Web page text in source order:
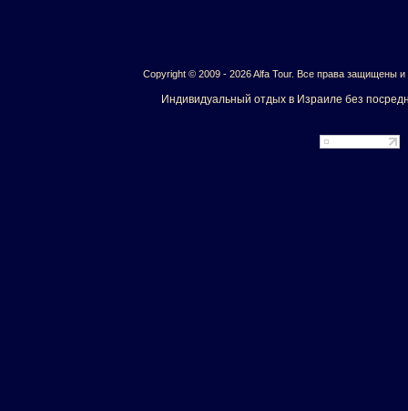
Copyright © 2009 - 2026 Alfa Tour. Все права защищены и
Индивидуальный отдых в Израиле без